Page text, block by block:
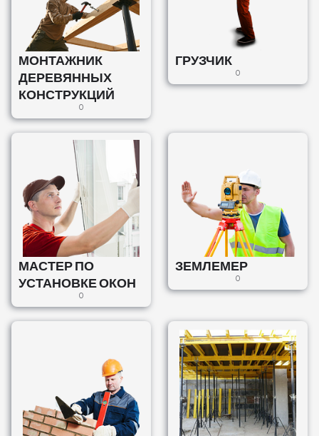
МОНТАЖНИК
ДЕРЕВЯННЫХ
КОНСТРУКЦИЙ
0
ГРУЗЧИК
0
МАСТЕР ПО
УСТАНОВКЕ ОКОН
0
ЗЕМЛЕМЕР
0